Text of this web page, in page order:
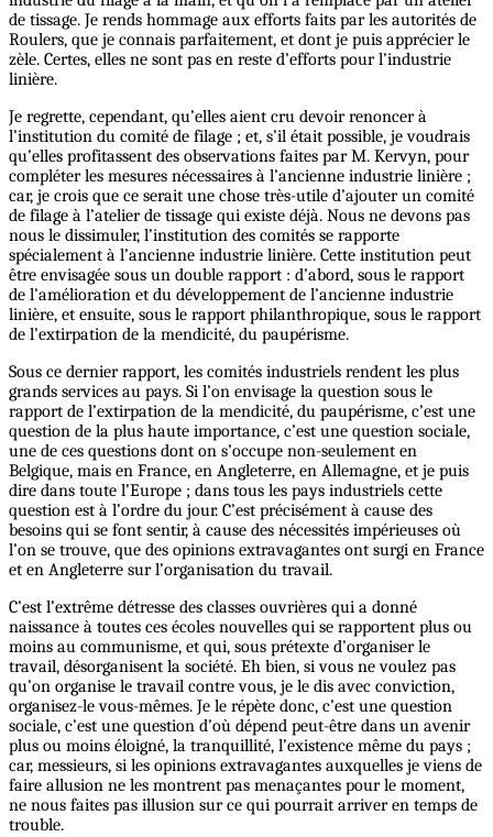
de tissage. Je rends hommage aux efforts faits par les autorités de
Roulers, que je connais parfaitement, et dont je puis apprécier le
zèle. Certes, elles ne sont pas en reste d’efforts pour l’industrie
linière.
Je regrette, cependant, qu’elles aient cru devoir renoncer à
l’institution du comité de filage ; et, s’il était possible, je voudrais
qu’elles profitassent des observations faites par M. Kervyn, pour
compléter les mesures nécessaires à l’ancienne industrie linière ;
car, je crois que ce serait une chose très-utile d’ajouter un comité
de filage à l’atelier de tissage qui existe déjà. Nous ne devons pas
nous le dissimuler, l’institution des comités se rapporte
spécialement à l’ancienne industrie linière. Cette institution peut
être envisagée sous un double rapport : d’abord, sous le rapport
de l’amélioration et du développement de l’ancienne industrie
linière, et ensuite, sous le rapport philanthropique, sous le rapport
de l’extirpation de la mendicité, du paupérisme.
Sous ce dernier rapport, les comités industriels rendent les plus
grands services au pays. Si l’on envisage la question sous le
rapport de l’extirpation de la mendicité, du paupérisme, c’est une
question de la plus haute importance, c’est une question sociale,
une de ces questions dont on s’occupe non-seulement en
Belgique, mais en France, en Angleterre, en Allemagne, et je puis
dire dans toute l’Europe ; dans tous les pays industriels cette
question est à l’ordre du jour. C’est précisément à cause des
besoins qui se font sentir, à cause des nécessités impérieuses où
l’on se trouve, que des opinions extravagantes ont surgi en France
et en Angleterre sur l’organisation du travail.
C’est l’extrême détresse des classes ouvrières qui a donné
naissance à toutes ces écoles nouvelles qui se rapportent plus ou
moins au communisme, et qui, sous prétexte d’organiser le
travail, désorganisent la société. Eh bien, si vous ne voulez pas
qu’on organise le travail contre vous, je le dis avec conviction,
organisez-le vous-mêmes. Je le répète donc, c’est une question
sociale, c’est une question d’où dépend peut-être dans un avenir
plus ou moins éloigné, la tranquillité, l’existence même du pays ;
car, messieurs, si les opinions extravagantes auxquelles je viens de
faire allusion ne les montrent pas menaçantes pour le moment,
ne nous faites pas illusion sur ce qui pourrait arriver en temps de
trouble.